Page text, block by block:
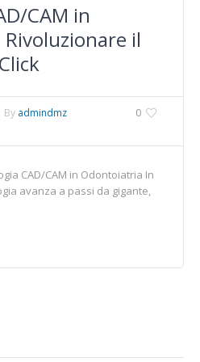
CAM in
il
0
By admindmz
CAD/CAM in Odontoiatria In
avanza a passi da gigante,